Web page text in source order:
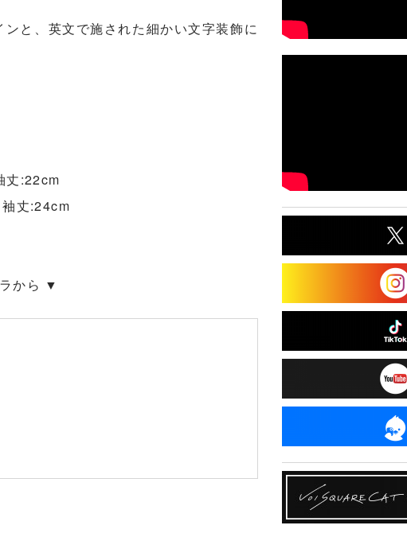
と、英文で施された細かい文字装飾に
:22cm
丈:24cm
から ▼